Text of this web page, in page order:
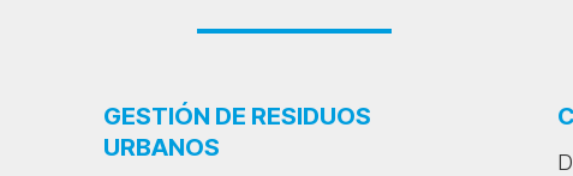
GESTIÓN DE RESIDUOS
URBANOS